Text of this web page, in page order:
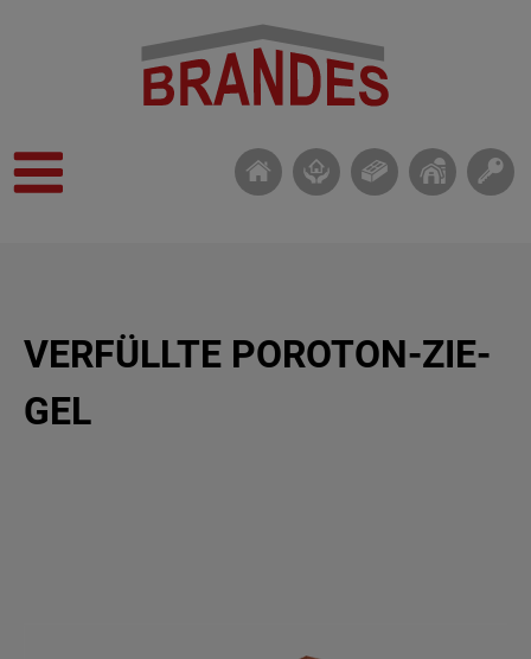
VER­FÜLL­TE PORO­TON-ZIE­
GEL